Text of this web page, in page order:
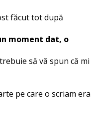
făcut tot după
moment dat, o
să vă spun că mi
pe care o scriam era